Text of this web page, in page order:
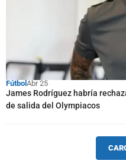
Fútbol Abr 25
James Rodríguez habría
de salida del Olympiacos